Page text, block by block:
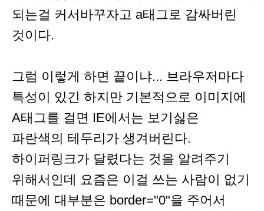
되는걸 커서바꾸자고 a태그로 감싸버린
것이다.
그럼 이렇게 하면 끝이냐... 브라우저마다
특성이 있긴 하지만 기본적으로 이미지에
A태그를 걸면 IE에서는 보기싫은
파란색의 테두리가 생겨버린다.
하이퍼링크가 달렸다는 것을 알려주기
위해서인데 요즘은 이걸 쓰는 사람이 없기
때문에 대부분은 border="0"을 주어서